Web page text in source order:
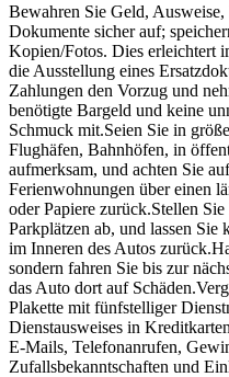
Bewahren Sie Geld,
Dokumente sicher auf;
Kopien/Fotos. Dies erleichtert
die Ausstellung eines
Zahlungen den Vorzug und
benötigte Bargeld und keine
Schmuck mit.Seien Sie in
Flughäfen, Bahnhöfen, in
aufmerksam, und achten Sie
Ferienwohnungen über einen
oder Papiere zurück.Stellen
Parkplätzen ab, und lassen Sie
im Inneren des Autos
sondern fahren Sie bis zur
das Auto dort auf
Plakette mit fünfstelliger
Dienstausweises in
E-Mails, Telefonanrufen,
Zufallsbekanntschaften und